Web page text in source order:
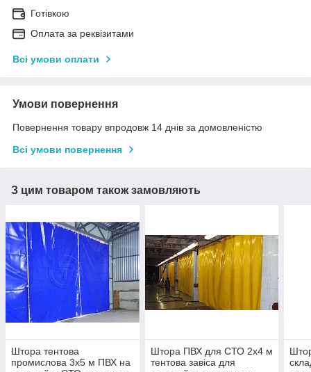
Готівкою
Оплата за реквізитами
Всі умови оплати
Умови повернення
Повернення товару впродовж 14 днів за домовленістю
Всі умови повернення
З цим товаром також замовляють
Штора тентова
промислова 3х5 м ПВХ на
Штора ПВХ для СТО 2x4 м
тентова завіса для